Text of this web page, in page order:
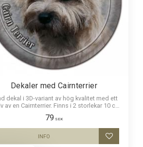
Dekaler med Cairnterrier
dekal i 3D-variant av hög kvalitet med ett
av en Cairnterrier. Finns i 2 storlekar 10 cm
79 SEK
Lägg till i
INFO